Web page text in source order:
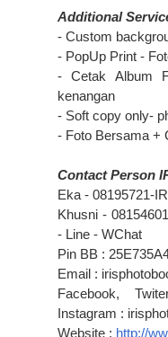
Additional
- Custom
- PopUp Print -
- Cetak Album
kenangan
- Soft copy only-
- Foto Bersama +
Contact Person
Eka - 08195721-
Khusni -
- Line - WChat
Pin BB :
Email :
Facebook,
Instagram :
Website : http://